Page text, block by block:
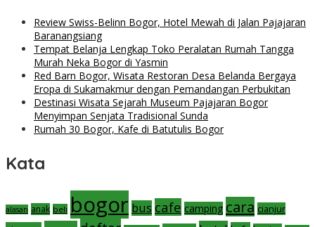
Review Swiss-Belinn Bogor, Hotel Mewah di Jalan Pajajaran
Baranangsiang
Tempat Belanja Lengkap Toko Peralatan Rumah Tangga
Murah Neka Bogor di Yasmin
Red Barn Bogor, Wisata Restoran Desa Belanda Bergaya
Eropa di Sukamakmur dengan Pemandangan Perbukitan
Destinasi Wisata Sejarah Museum Pajajaran Bogor
Menyimpan Senjata Tradisional Sunda
Rumah 30 Bogor, Kafe di Batutulis Bogor
Kata
alasan anak beli bogor bus cafe camping cara cianjur